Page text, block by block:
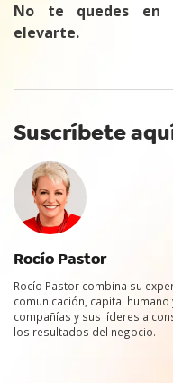
No te quedes en
elevarte.
Suscríbete
Rocío Pastor
Rocío Pastor combina su
comunicación, capital
compañías y sus líderes a
los resultados del negocio.